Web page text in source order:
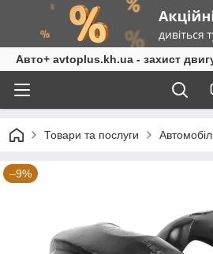
Авто+ avtoplus.kh.ua - захист
Товари та послуги
–9%